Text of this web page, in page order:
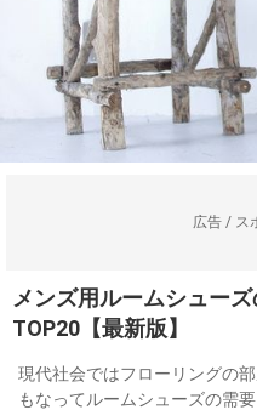
広告 / ス
メンズ用ルームシュー
TOP20【最新版】
現代社会ではフローリングの
もなってルームシューズの需